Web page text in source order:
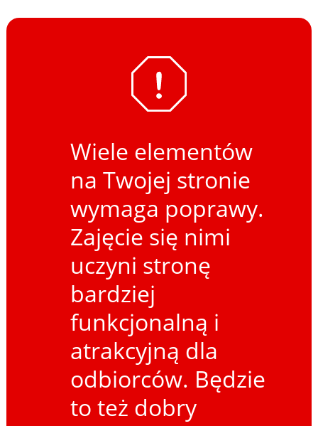
Wiele elementów
na Twojej stronie
wymaga poprawy.
Zajęcie się nimi
uczyni stronę
bardziej
funkcjonalną i
atrakcyjną dla
odbiorców. Będzie
to też dobry